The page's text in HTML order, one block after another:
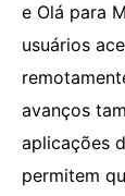
e Olá para
usuários
avanços
aplicações
permitem